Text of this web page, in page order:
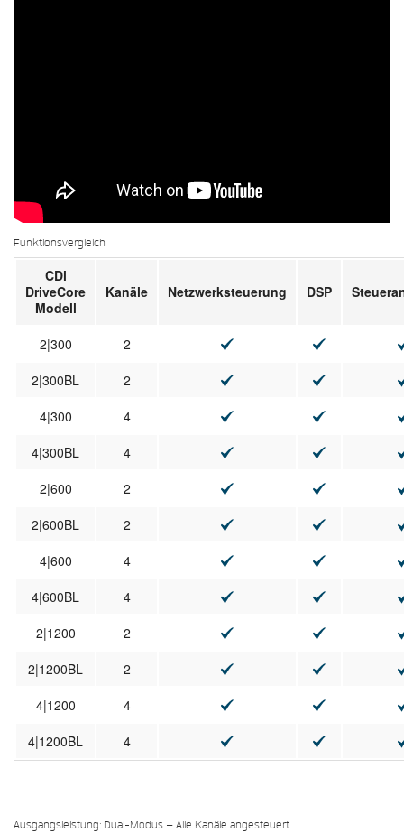
Funktionsvergleich
CDi
DriveCore
Modell
Kanäle Netzwerksteuerung DSP
2|300
2
2|300BL
2
4|300
4
4|300BL
4
2|600
2
2|600BL
2
4|600
4
4|600BL
4
2|1200
2
2|1200BL
2
4|1200
4
4|1200BL
4
Ausgangsleistung: Dual-Modus – Alle Kanäle angesteuert